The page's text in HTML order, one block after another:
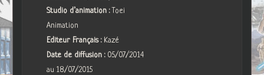
Studio d’animation : Toei
Animation
Editeur Français : Kazé
Date de diffusion : 05/07/2014
au 18/07/2015